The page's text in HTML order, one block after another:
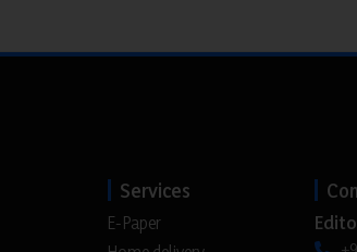
Services
E-Paper